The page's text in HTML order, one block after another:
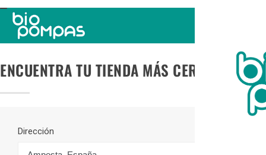
TOGGLE
NAVIGATION
ENCUENTRA TU TIENDA MÁS CERCANA
Dirección